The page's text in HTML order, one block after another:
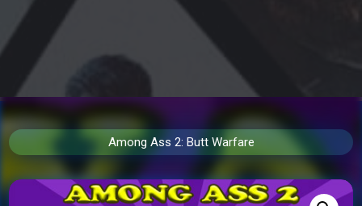
Among Ass 2: Butt Warfare